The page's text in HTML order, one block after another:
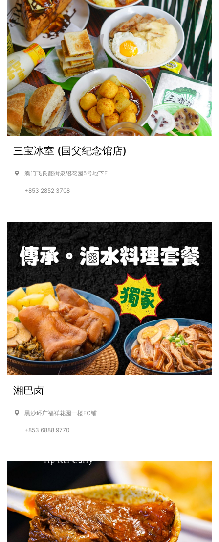
三宝冰室 (国父纪念馆店)
澳门飞良韶街泉绍花园5号地下E
+853 2852 3708
湘巴卤
黑沙环广福祥花园一楼FC铺
+853 6888 9770